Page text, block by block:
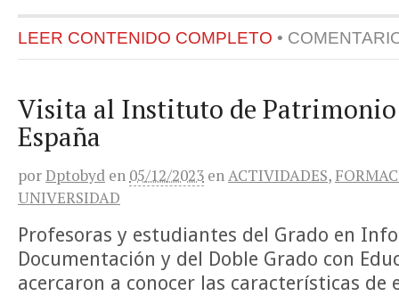
LEER CONTENIDO COMPLETO •
Visita al Instituto de
España
porDptobyd en 05/12/2023 enACTIVIDADES,
UNIVERSIDAD
Profesoras y estudiantes del Grado en
Documentación y del Doble Grado con
acercaron a conocer las características